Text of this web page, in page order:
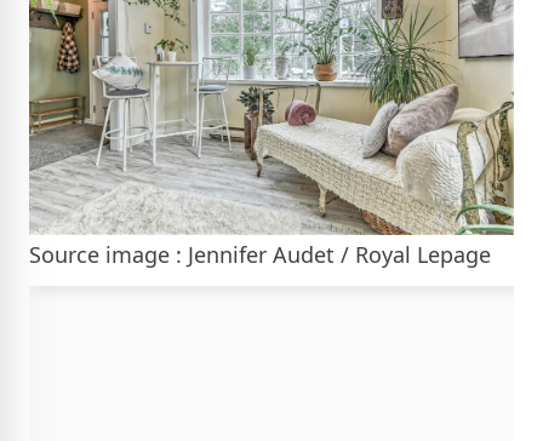
Source image : Jennifer Audet / Royal Lepage